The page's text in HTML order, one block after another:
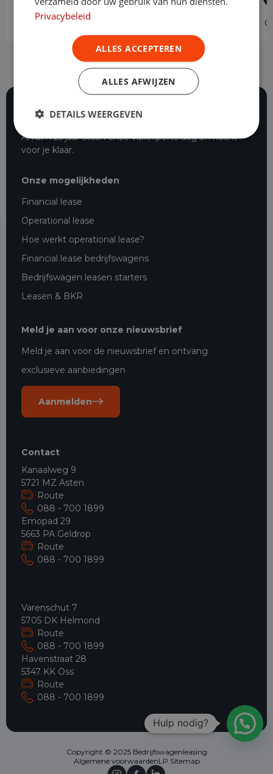
Operational lease
Al ruim 25 jaar staan onze vakexperts dag en nacht
voor je klaar.
Onze mogelijkheden
Financial lease
Operational lease
Hoe werkt operational lease?
Financial lease bedrijfswagens
Bedrijfswagen leasen starters
Leasen & BKR
Meld je aan voor onze nieuwsbrief
Meld je aan voor de nieuwsbrief en ontvang
exclusieve aanbiedingen
Aanmelden
Contact
Kanaalweg 9
5721 MZ Asten
Route
088 - 700 1899
Emopad 29
5663 PA Geldrop
Route
088 - 700 1899
Varenschut 7
5705 DK Helmond
Route
088 - 700 1899
Havenstraat 28
5347 KK Oss
Route
088 - 700 1899
Copyright © 2025 Bedrijfswagenleasing
Algemene voorwaardenLP Sitemap
Hulp nodig?
Privacybeleid
ALLES ACCEPTEREN
ALLES AFWIJZEN
DETAILS WEERGEVEN